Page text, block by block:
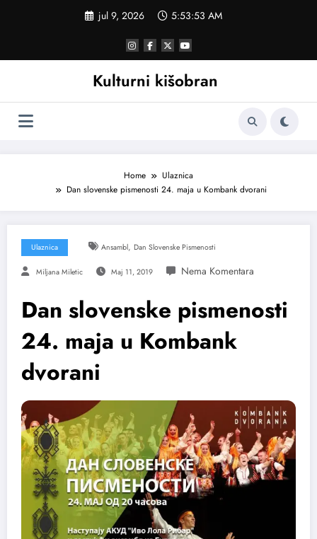
jul 9, 2026 5:53:54 AM
Kulturni kišobran
Home
Ulaznica
Dan slovenske pismenosti 24. maja u Kombank dvorani
Ulaznica Ansambl, Dan Slovenske Pismenosti
Miljana Miletic Maj 11, 2019
Dan slovenske pismenosti
24. maja u Kombank
dvorani